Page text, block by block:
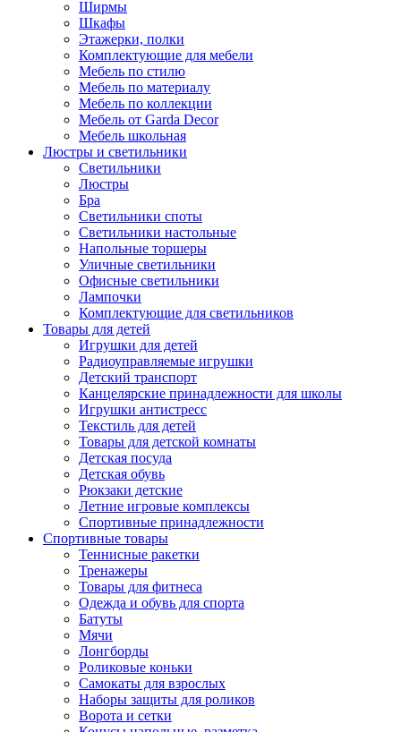
Ширмы
Шкафы
Этажерки, полки
Комплектующие для мебели
Мебель по стилю
Мебель по материалу
Мебель по коллекции
Мебель от Garda Decor
Мебель школьная
Люстры и светильники
Светильники
Люстры
Бра
Светильники споты
Светильники настольные
Напольные торшеры
Уличные светильники
Офисные светильники
Лампочки
Комплектующие для светильников
Товары для детей
Игрушки для детей
Радиоуправляемые игрушки
Детский транспорт
Канцелярские принадлежности для школы
Игрушки антистресс
Текстиль для детей
Товары для детской комнаты
Детская посуда
Детская обувь
Рюкзаки детские
Летние игровые комплексы
Спортивные принадлежности
Спортивные товары
Теннисные ракетки
Тренажеры
Товары для фитнеса
Одежда и обувь для спорта
Батуты
Мячи
Лонгборды
Роликовые коньки
Самокаты для взрослых
Наборы защиты для роликов
Ворота и сетки